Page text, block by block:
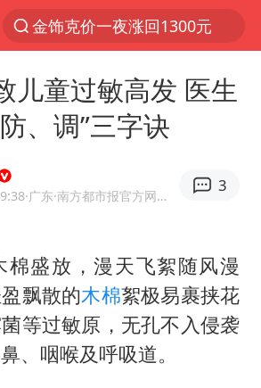
金饰克价一夜涨回1300元
峰哥 汪海林
河南重大刑事案嫌疑人落网
视频丨中国东方电气集团原党组副书记、董事宋致远被查
梁家辉：到内地拍戏不是北上是回归
白海豚将正面袭击贯穿浙江
酒店回应车内过夜被收150元
儿童过敏高发 医生
、调”三字诀
·广东 ·南方都市报官方网易号
3
棉盛放，漫天飞絮随风漫
飘散的木棉絮极易裹挟花
等过敏原，无孔不入侵袭
、咽喉及呼吸道。